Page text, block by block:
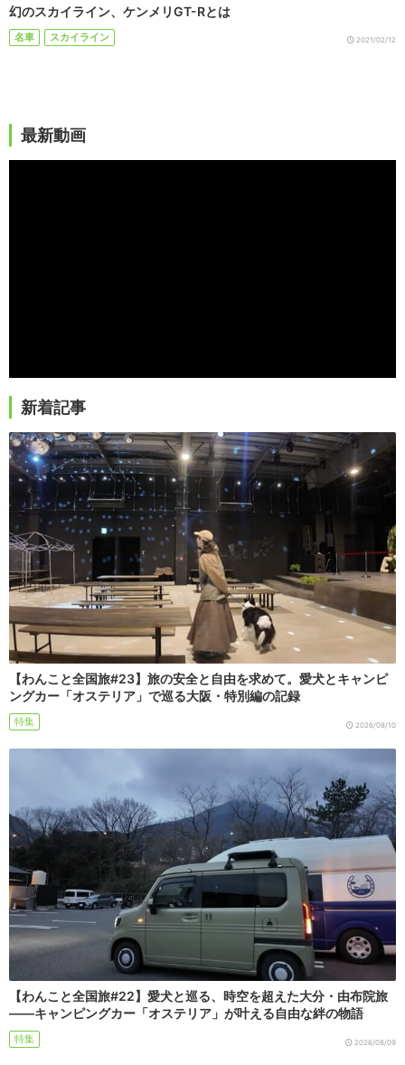
幻のスカイライン、ケンメリGT-Rとは
名車 スカイライン 2021/02/12
最新動画
新着記事
【わんこと全国旅#23】旅の安全と自由を求めて。愛犬とキャンピ
ングカー「オステリア」で巡る大阪・特別編の記録
特集 2026/08/10
【わんこと全国旅#22】愛犬と巡る、時空を超えた大分・由布院旅
――キャンピングカー「オステリア」が叶える自由な絆の物語
特集 2026/08/09